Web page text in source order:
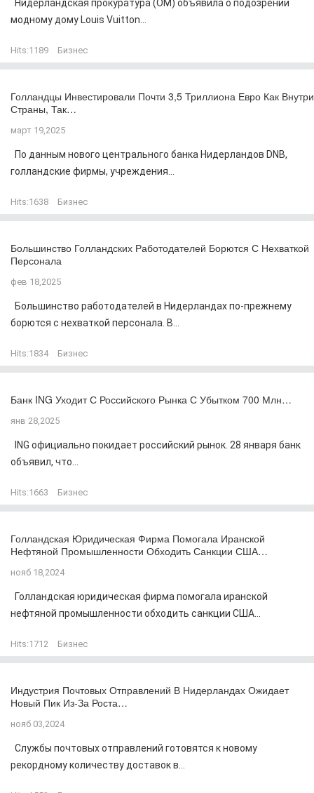
Нидерландская прокуратура (OM) объявила о подозрении
модному дому Louis Vuitton...
Hits:1189 Бизнес
Голландцы Инвестировали Почти 3,5 Триллиона Евро Как Внутри
Страны, Так…
март 19,2025
По данным нового центрального банка Нидерландов DNB,
голландские фирмы, учреждения...
Hits:1638 Бизнес
Большинство Голландских Работодателей Борются С Нехваткой
Персонала
фев 18,2025
Большинство работодателей в Нидерландах по-прежнему
борются с нехваткой персонала. В...
Hits:1834 Бизнес
Банк ING Уходит С Российского Рынка С Убытком 700 Млн…
янв 28,2025
ING официально покидает российский рынок. 28 января банк
объявил, что...
Hits:1663 Бизнес
Голландская Юридическая Фирма Помогала Иранской
Нефтяной Промышленности Обходить Санкции США…
нояб 18,2024
Голландская юридическая фирма помогала иранской
нефтяной промышленности обходить санкции США...
Hits:1712 Бизнес
Индустрия Почтовых Отправлений В Нидерландах Ожидает
Новый Пик Из-За Роста…
нояб 03,2024
Службы почтовых отправлений готовятся к новому
рекордному количеству доставок в...